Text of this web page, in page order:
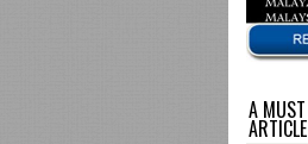
A
ARTICLE